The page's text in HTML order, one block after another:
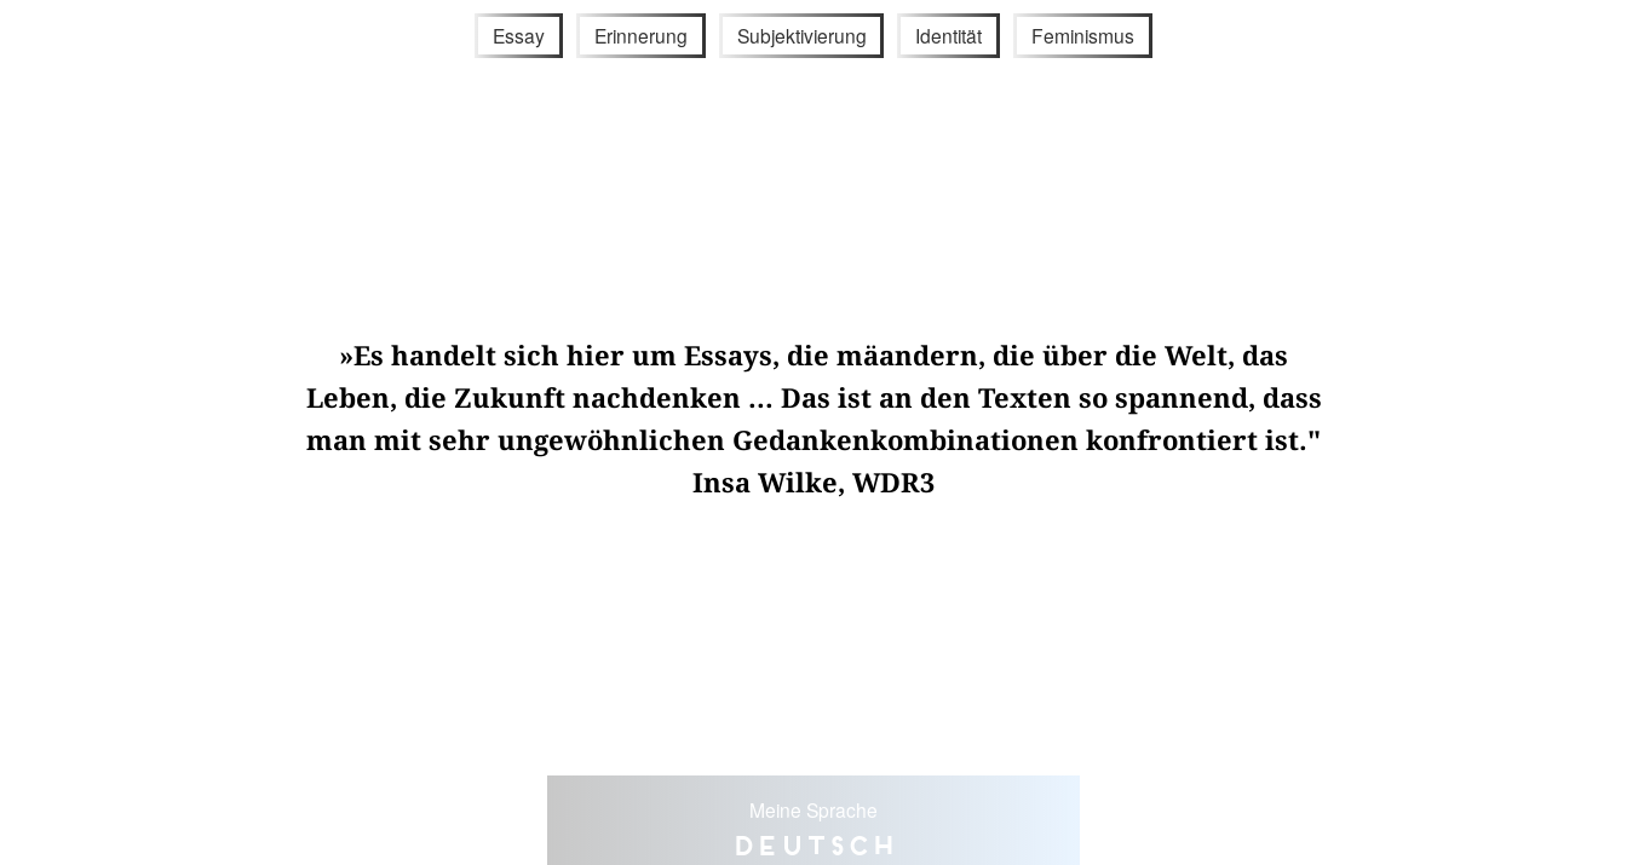
Essay Erinnerung Subjektivierung Identität Feminismus
»Es handelt sich hier um Essays, die mäandern, die über die Welt, das
Leben, die Zukunft nachdenken ... Das ist an den Texten so spannend, dass
man mit sehr ungewöhnlichen Gedankenkombinationen konfrontiert ist."
Insa Wilke, WDR3
Meine Sprache
Deutsch